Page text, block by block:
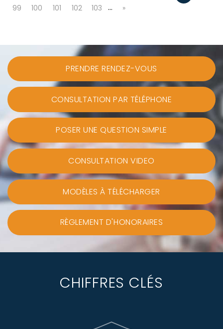
99
100 101 102 103 … »
PRENDRE RENDEZ-VOUS
CONSULTATION PAR TÉLÉPHONE
POSER UNE QUESTION SIMPLE
CONSULTATION VIDEO
MODÈLES À TÉLÉCHARGER
RÈGLEMENT D'HONORAIRES
CHIFFRES CLÉS